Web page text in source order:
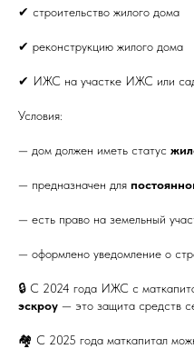
✔ строительство жилого дома
✔ реконструкцию жилого дома
✔ ИЖС на участке ИЖС или
Условия:
— дом должен иметь статус
— предназначен для
— есть право на земельный
— оформлено уведомление о
🔒 С 2024 года ИЖС с
эскроу — это защита средств
🏘 С 2025 года маткапитал